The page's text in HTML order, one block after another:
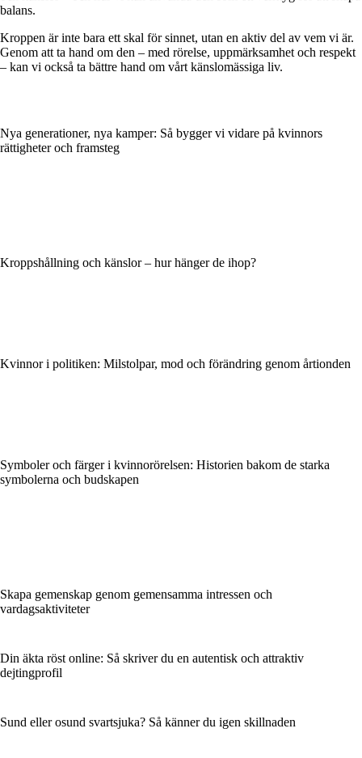
balans.
Kroppen är inte bara ett skal för sinnet, utan en aktiv del av vem vi är.
Genom att ta hand om den – med rörelse, uppmärksamhet och respekt
– kan vi också ta bättre hand om vårt känslomässiga liv.
Nya generationer, nya kamper: Så bygger vi vidare på kvinnors
rättigheter och framsteg
Kroppshållning och känslor – hur hänger de ihop?
Kvinnor i politiken: Milstolpar, mod och förändring genom årtionden
Symboler och färger i kvinnorörelsen: Historien bakom de starka
symbolerna och budskapen
Skapa gemenskap genom gemensamma intressen och
vardagsaktiviteter
Din äkta röst online: Så skriver du en autentisk och attraktiv
dejtingprofil
Sund eller osund svartsjuka? Så känner du igen skillnaden